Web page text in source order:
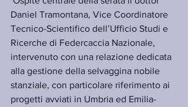
Daniel Tramontana, Vice Coordinatore
Tecnico-Scientifico dell’Ufficio Studi e
Ricerche di Federcaccia Nazionale,
intervenuto con una relazione dedicata
alla gestione della selvaggina nobile
stanziale, con particolare riferimento ai
progetti avviati in Umbria ed Emilia-